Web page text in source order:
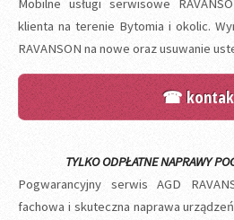
Mobilne usługi serwisowe
klienta na terenie Bytomia i okolic.
RAVANSON na nowe oraz usuwanie
☎
TYLKO ODPŁATNE NAPRAWY
Pogwarancyjny serwis AGD
fachowa i skuteczna naprawa